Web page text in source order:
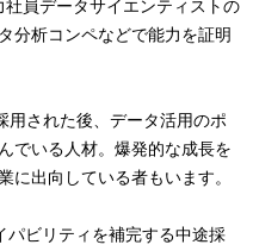
員データサイエンティストの
分析コンペなどで能力を証明
用された後、データ活用のポ
でいる人材。爆発的な成長を
に出向している者もいます。
ビリティを補完する中途採